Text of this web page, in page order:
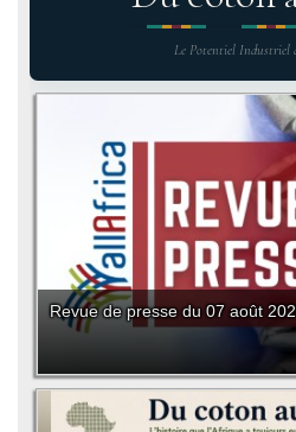
Le Potentiel Industriel
Revue de presse du 07 août